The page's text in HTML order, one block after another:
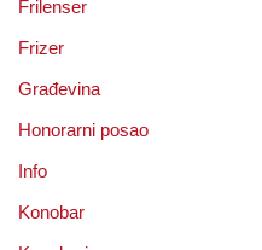
Frilenser
Frizer
Građevina
Honorarni posao
Info
Konobar